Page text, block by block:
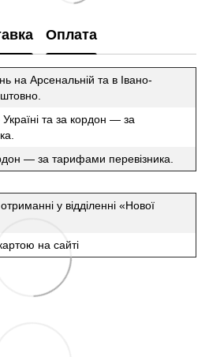
Оплата
на Арсенальній та в Івано-
та за кордон — за
— за тарифами перевізника.
у відділенні «Нової
на сайті